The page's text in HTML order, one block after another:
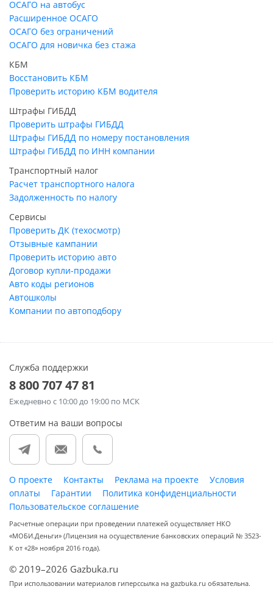
ОСАГО на автобус
Расширенное ОСАГО
ОСАГО без ограничений
ОСАГО для новичка без стажа
КБМ
Восстановить КБМ
Проверить историю КБМ водителя
Штрафы ГИБДД
Проверить штрафы ГИБДД
Штрафы ГИБДД по номеру постановления
Штрафы ГИБДД по ИНН компании
Транспортный налог
Расчет транспортного налога
Задолженность по налогу
Сервисы
Проверить ДК (техосмотр)
Отзывные кампании
Проверить историю авто
Договор купли-продажи
Авто коды регионов
Автошколы
Компании по автоподбору
Служба поддержки
8 800 707 47 81
Ежедневно с 10:00 до 19:00 по МСК
Ответим на ваши вопросы
О проекте Контакты Реклама на проекте
Условия
оплаты
Гарантии
Политика конфиденциальности
Пользовательское соглашение
Расчетные операции при проведении платежей осуществляет НКО
«МОБИ.Деньги» (Лицензия на осуществление банковских операций № 3523-
К от «28» ноября 2016 года).
© 2019–2026 Gazbuka.ru
При использовании материалов гиперссылка на gazbuka.ru обязательна.